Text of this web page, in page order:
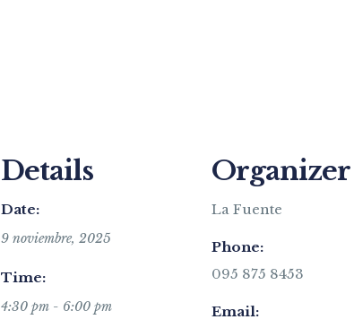
Details
Date:
9 noviembre, 2025
Time:
4:30 pm - 6:00 pm
Organizer
La Fuente
Phone:
095 875 8453
Email: